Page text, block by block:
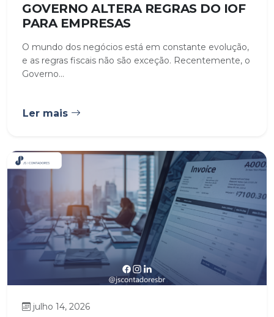
GOVERNO ALTERA REGRAS DO IOF
PARA EMPRESAS
O mundo dos negócios está em constante evolução,
e as regras fiscais não são exceção. Recentemente, o
Governo...
Ler mais
julho 14, 2026